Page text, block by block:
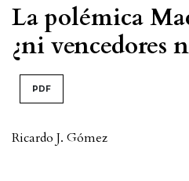
La polémica
¿ni vencedores
PDF
Ricardo J. Gómez